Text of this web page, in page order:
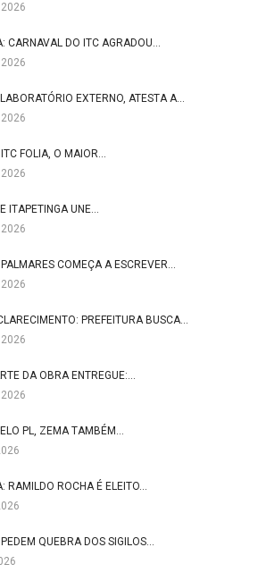
CARNAVAL DO ITC AGRADOU…
LABORATÓRIO EXTERNO, ATESTA A…
ITC FOLIA, O MAIOR…
ITAPETINGA UNE…
PALMARES COMEÇA A ESCREVER…
PREFEITURA BUSCA…
DA OBRA ENTREGUE:…
PL, ZEMA TAMBÉM…
RAMILDO ROCHA É ELEITO…
QUEBRA DOS SIGILOS…